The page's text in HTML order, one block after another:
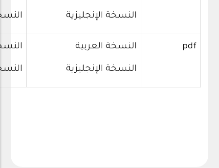
النسخة الإنجليزية
pdf النسخة العربية
النسخة الإنجليزية